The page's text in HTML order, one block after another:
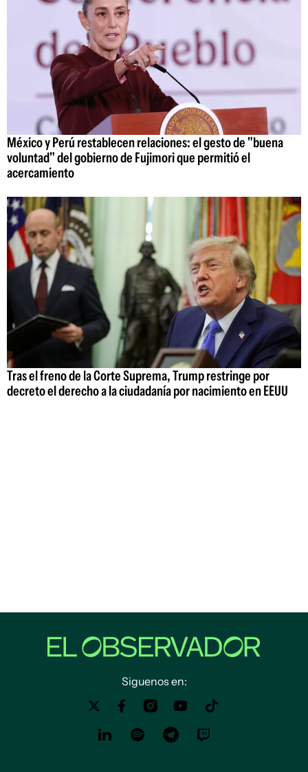
México y Perú restablecen relaciones: el gesto de "buena
voluntad" del gobierno de Fujimori que permitió el
acercamiento
Tras el freno de la Corte Suprema, Trump restringe por
decreto el derecho a la ciudadanía por nacimiento en EEUU
Siguenos en: